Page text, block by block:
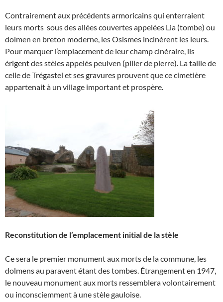
Contrairement aux précédents armoricains qui enterraient
leurs morts sous des allées couvertes appelées Lia (tombe) ou
dolmen en breton moderne, les Osismes incinèrent les leurs.
Pour marquer l’emplacement de leur champ cinéraire, ils
érigent des stèles appelés peulven (pilier de pierre). La taille de
celle de Trégastel et ses gravures prouvent que ce cimetière
appartenait à un village important et prospère.
Reconstitution de l’emplacement initial de la stèle
Ce sera le premier monument aux morts de la commune, les
dolmens au paravent étant des tombes. Étrangement en 1947,
le nouveau monument aux morts ressemblera volontairement
ou inconsciemment à une stèle gauloise.